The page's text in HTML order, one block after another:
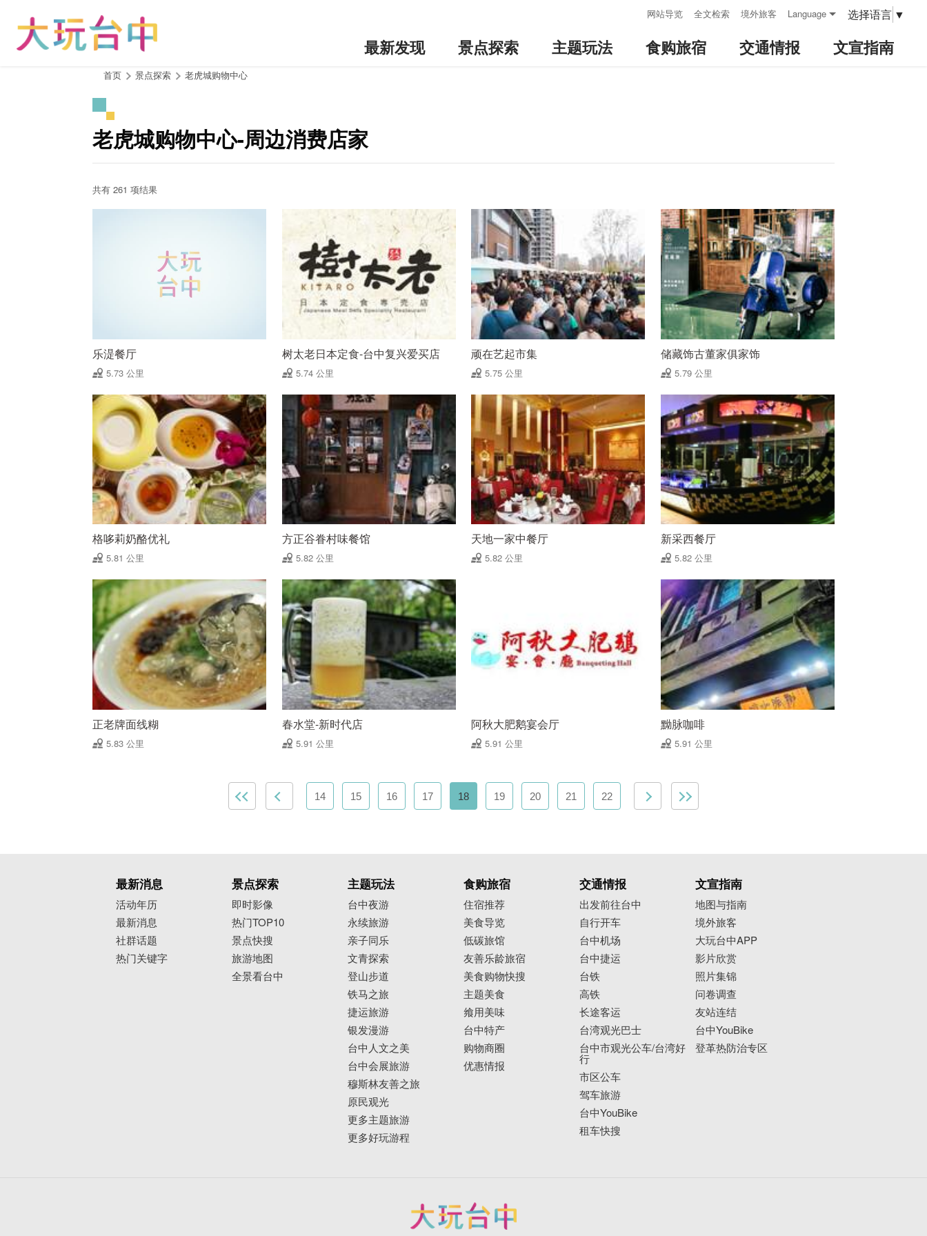
网站导览 全文检索 境外旅客 Language 选择语言 ▼
最新发现 景点探索 主题玩法 食购旅宿 交通情报 文宣指南
首页 景点探索 老虎城购物中心
老虎城购物中心-周边消费店家
共有 261 项结果
乐湜餐厅
5.73 公里
树太老日本定食-台中复兴爱买店
5.74 公里
顽在艺起市集
5.75 公里
储藏饰古董家俱家饰
5.79 公里
格哆莉奶酪优礼
5.81 公里
方正谷眷村味餐馆
5.82 公里
天地一家中餐厅
5.82 公里
新采西餐厅
5.82 公里
正老牌面线糊
5.83 公里
春水堂-新时代店
5.91 公里
阿秋大肥鹅宴会厅
5.91 公里
黝脉咖啡
5.91 公里
14 15 16 17 18 19 20 21 22
最新消息
活动年历
最新消息
社群话题
热门关键字
景点探索
即时影像
热门TOP10
景点快搜
旅游地图
全景看台中
主题玩法
台中夜游
永续旅游
亲子同乐
文青探索
登山步道
铁马之旅
捷运旅游
银发漫游
台中人文之美
台中会展旅游
穆斯林友善之旅
原民观光
更多主题旅游
更多好玩游程
食购旅宿
住宿推荐
美食导览
低碳旅馆
友善乐龄旅宿
美食购物快搜
主题美食
飨用美味
台中特产
购物商圈
优惠情报
交通情报
出发前往台中
自行开车
台中机场
台中捷运
台铁
高铁
长途客运
台湾观光巴士
台中市观光公车/台湾好
行
市区公车
驾车旅游
台中YouBike
租车快搜
文宣指南
地图与指南
境外旅客
大玩台中APP
影片欣赏
照片集锦
问卷调查
友站连结
台中YouBike
登革热防治专区